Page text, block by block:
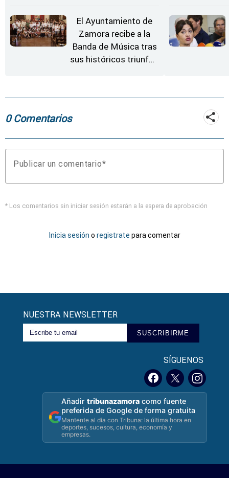
El Ayuntamiento de
Zamora recibe a la
Banda de Música tras
sus históricos triunfos
0 Comentarios
Publicar un comentario
* Los comentarios sin iniciar sesión estarán a la espera de aprobación
Inicia sesión o registrate para comentar
NUESTRA NEWSLETTER
SUSCRIBIRME
SÍGUENOS
Añadirtribunazamora como fuente
preferida de Google de forma gratuita
Mantente al día con Tribuna: la última hora en
deportes, sucesos, cultura, economía y
empresas.